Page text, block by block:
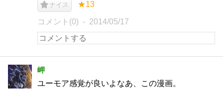
ナイス ★13
コメント(0) 2014/05/17
岬
ユーモア感覚が良いよなあ、この漫画。